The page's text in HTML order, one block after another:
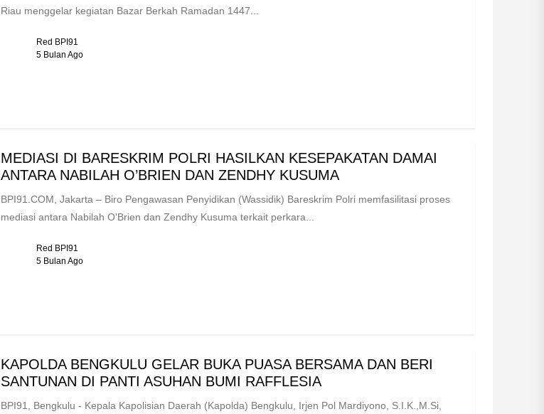
Riau menggelar kegiatan Bazar Berkah Ramadan 1447...
Red BPI91
5 Bulan Ago
MEDIASI DI BARESKRIM POLRI HASILKAN KESEPAKATAN DAMAI
ANTARA NABILAH O’BRIEN DAN ZENDHY KUSUMA
BPI91.COM, Jakarta – Biro Pengawasan Penyidikan (Wassidik) Bareskrim Polri memfasilitasi proses
mediasi antara Nabilah O'Brien dan Zendhy Kusuma terkait perkara...
Red BPI91
5 Bulan Ago
KAPOLDA BENGKULU GELAR BUKA PUASA BERSAMA DAN BERI
SANTUNAN DI PANTI ASUHAN BUMI RAFFLESIA
BPI91, Bengkulu - Kepala Kapolisian Daerah (Kapolda) Bengkulu, Irjen Pol Mardiyono, S.I.K.,M.Si,